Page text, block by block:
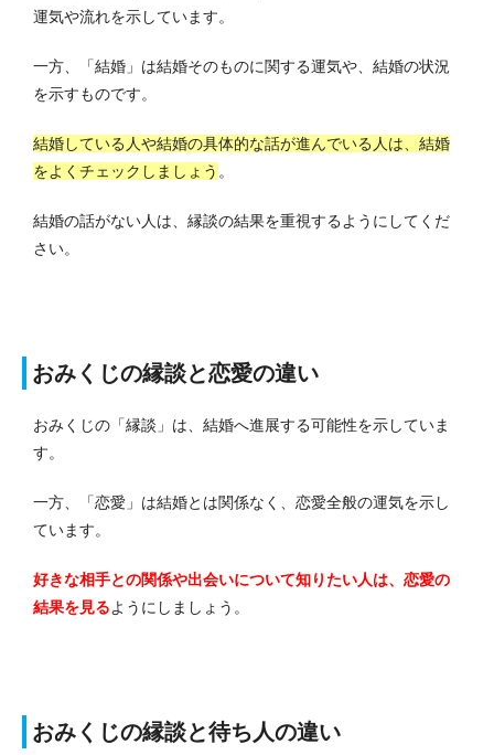
運気や流れを示しています。
一方、「結婚」は結婚そのものに関する運気や、結婚の状況
を示すものです。
結婚している人や結婚の具体的な話が進んでいる人は、結婚
をよくチェックしましょう 。
結婚の話がない人は、縁談の結果を重視するようにしてくだ
さい。
おみくじの縁談と恋愛の違い
おみくじの「縁談」は、結婚へ進展する可能性を示していま
す。
一方、「恋愛」は結婚とは関係なく、恋愛全般の運気を示し
ています。
好きな相手との関係や出会いについて知りたい人は、恋愛の
結果を見るようにしましょう。
おみくじの縁談と待ち人の違い